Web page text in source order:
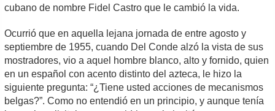
cubano de nombre Fidel Castro que le cambió la vida.
Ocurrió que en aquella lejana jornada de entre agosto y
septiembre de 1955, cuando Del Conde alzó la vista de sus
mostradores, vio a aquel hombre blanco, alto y fornido, quien
en un español con acento distinto del azteca, le hizo la
siguiente pregunta: “¿Tiene usted acciones de mecanismos
belgas?”. Como no entendió en un principio, y aunque tenía